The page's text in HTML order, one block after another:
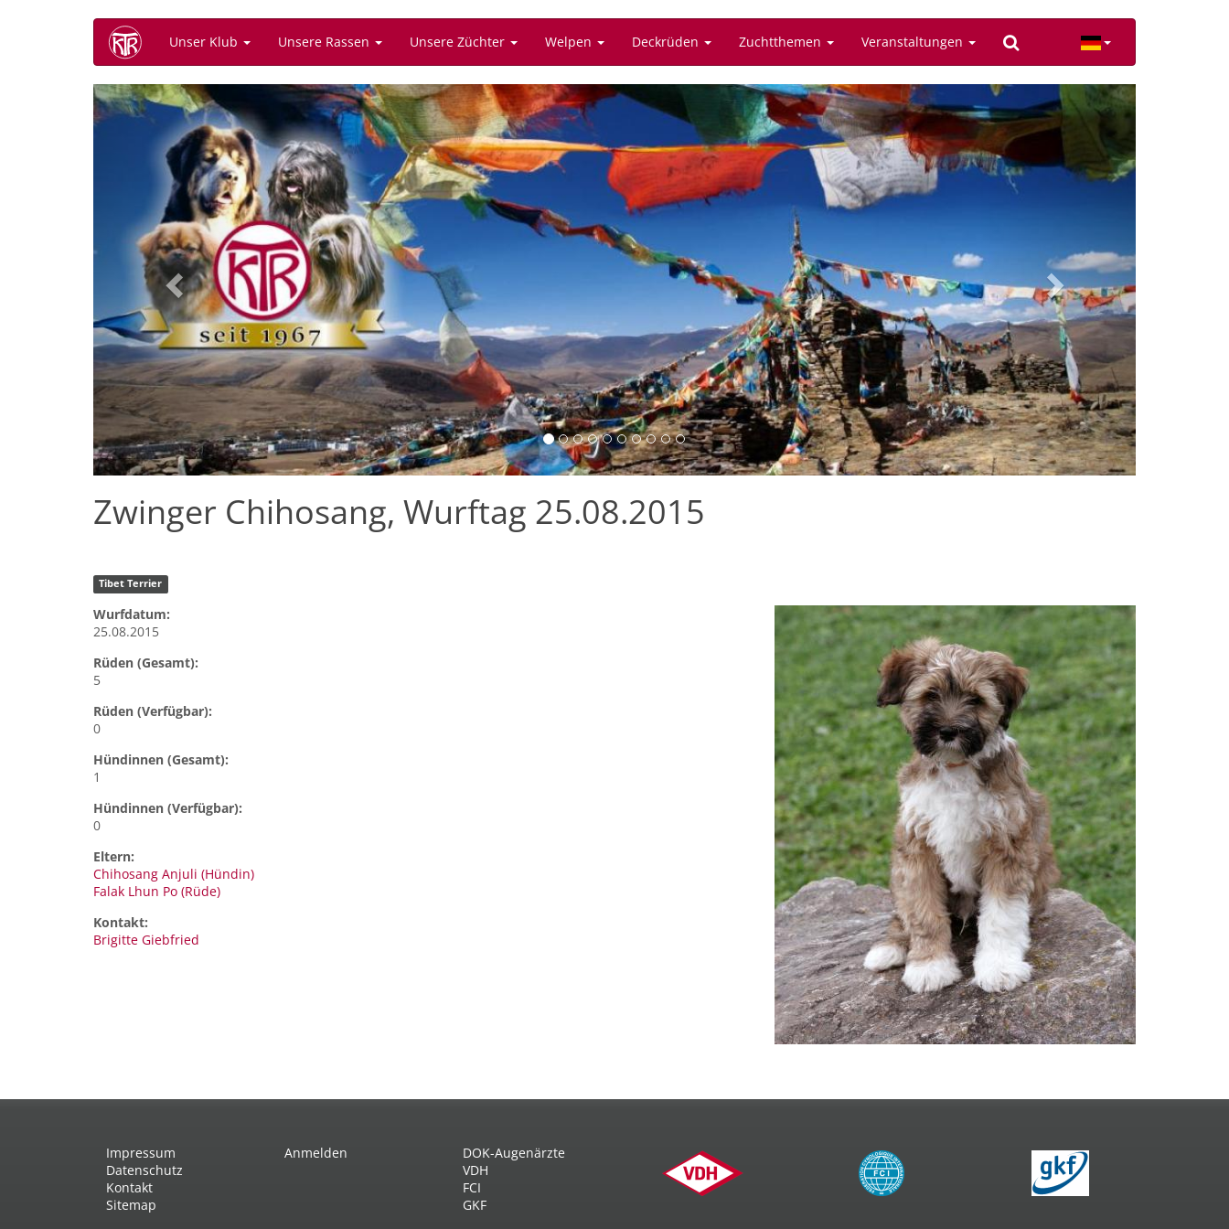
Unser Klub Unsere Rassen Unsere Züchter Welpen Deckrüden Zuchtthemen Veranstaltungen
Previous Next
Zwinger Chihosang, Wurftag 25.08.2015
Tibet Terrier
Wurfdatum:
25.08.2015
Rüden (Gesamt):
5
Rüden (Verfügbar):
0
Hündinnen (Gesamt):
1
Hündinnen (Verfügbar):
0
Eltern:
Chihosang Anjuli (Hündin)
Falak Lhun Po (Rüde)
Kontakt:
Brigitte Giebfried
Impressum
Datenschutz
Kontakt
Sitemap
Anmelden
DOK-Augenärzte
VDH
FCI
GKF